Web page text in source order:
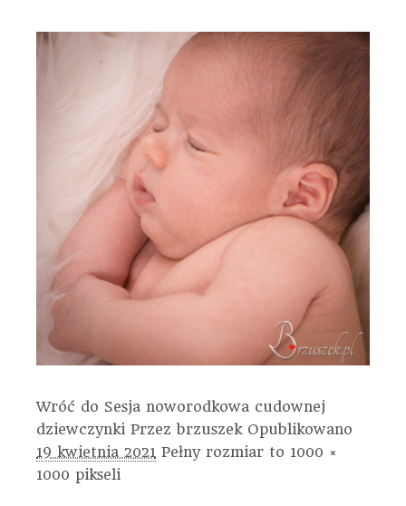
Wróć do Sesja noworodkowa cudownej
dziewczynki Przezbrzuszek Opublikowano
19 kwietnia 2021 Pełny rozmiar to 1000 ×
1000 pikseli